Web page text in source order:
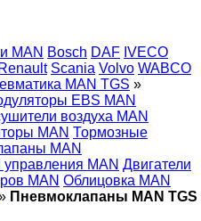
MAN Bosch DAF IVECO
Renault Scania Volvo WABCO
MAN TGS »
EBS MAN
воздуха MAN
MAN Тормозные
MAN
управления MAN Двигатели
MAN Облицовка MAN
Пневмоклапаны MAN TGS